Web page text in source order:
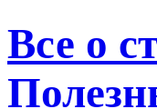
Все о